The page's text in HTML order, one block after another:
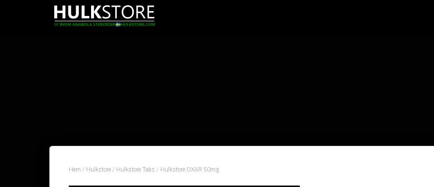
Hem / Hulkstore / Hulkstore Tabs / Hulkstore OXAR 50mg